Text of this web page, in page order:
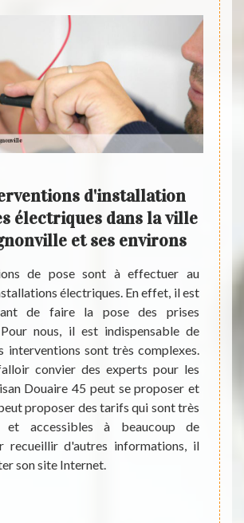
d'installation
électriques dans la ville
et ses environs
de pose sont à effectuer au
électriques. En effet, il est
de faire la pose des prises
nous, il est indispensable de
interventions sont très complexes.
convier des experts pour les
Douaire 45 peut se proposer et
proposer des tarifs qui sont très
et accessibles à beaucoup de
recueillir d'autres informations, il
son site Internet.
de
et